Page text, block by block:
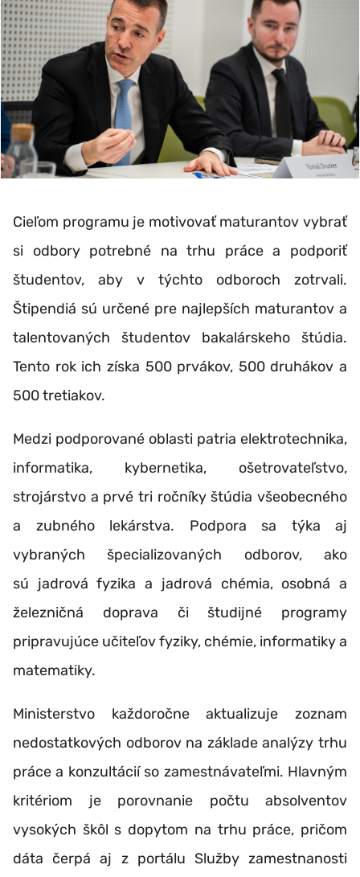
Cieľom programu je motivovať maturantov vybrať
si odbory potrebné na trhu práce a podporiť
študentov, aby v týchto odboroch zotrvali.
Štipendiá sú určené pre najlepších maturantov a
talentovaných študentov bakalárskeho štúdia.
Tento rok ich získa 500 prvákov, 500 druhákov a
500 tretiakov.
Medzi podporované oblasti patria elektrotechnika,
informatika, kybernetika, ošetrovateľstvo,
strojárstvo a prvé tri ročníky štúdia všeobecného
a zubného lekárstva. Podpora sa týka aj
vybraných špecializovaných odborov, ako
sú jadrová fyzika a jadrová chémia, osobná a
železničná doprava či študijné programy
pripravujúce učiteľov fyziky, chémie, informatiky a
matematiky.
Ministerstvo každoročne aktualizuje zoznam
nedostatkových odborov na základe analýzy trhu
práce a konzultácií so zamestnávateľmi. Hlavným
kritériom je porovnanie počtu absolventov
vysokých škôl s dopytom na trhu práce, pričom
dáta čerpá aj z portálu Služby zamestnanosti